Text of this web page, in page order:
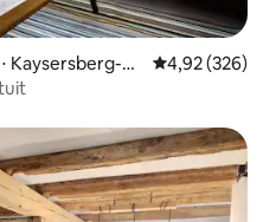
Kaysersberg-Vi
Évaluation
4,92 (326)